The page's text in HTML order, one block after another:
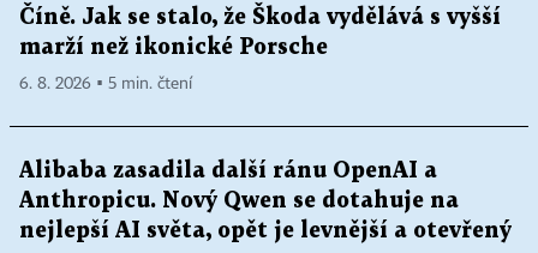
Číně. Jak se stalo, že Škoda vydělává s vyšší
marží než ikonické Porsche
6. 8. 2026 ▪ 5 min. čtení
Alibaba zasadila další ránu OpenAI a
Anthropicu. Nový Qwen se dotahuje na
nejlepší AI světa, opět je levnější a otevřený